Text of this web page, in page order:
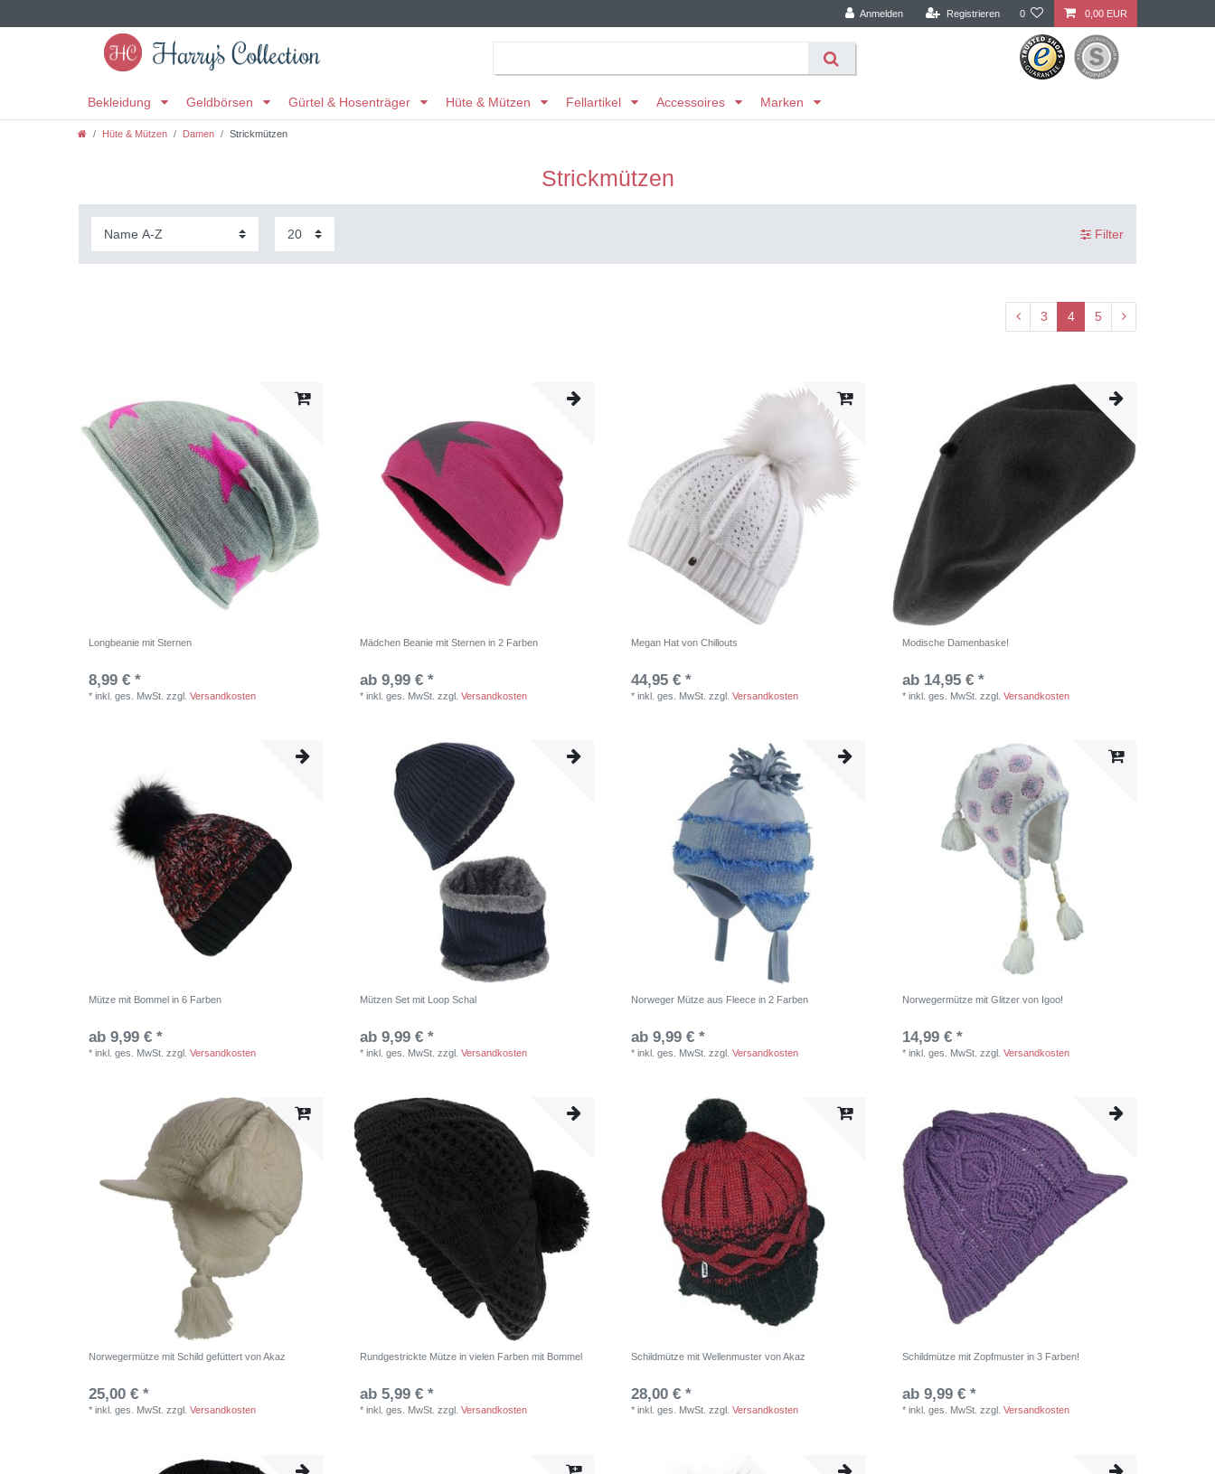
Anmelden Registrieren 0 0,00 EUR
Bekleidung Geldbörsen Gürtel & Hosenträger Hüte & Mützen Fellartikel Accessoires Marken
Hüte & Mützen Damen Strickmützen
Strickmützen
Filter
3 4 5
Longbeanie mit Sternen
8,99 € *
*inkl. ges. MwSt. zzgl.Versandkosten
Mädchen Beanie mit Sternen in 2 Farben
ab 9,99 € *
*inkl. ges. MwSt. zzgl.Versandkosten
Megan Hat von Chillouts
44,95 € *
*inkl. ges. MwSt. zzgl.Versandkosten
Modische Damenbaske!
ab 14,95 € *
*inkl. ges. MwSt. zzgl.Versandkosten
Mütze mit Bommel in 6 Farben
ab 9,99 € *
*inkl. ges. MwSt. zzgl.Versandkosten
Mützen Set mit Loop Schal
ab 9,99 € *
*inkl. ges. MwSt. zzgl.Versandkosten
Norweger Mütze aus Fleece in 2 Farben
ab 9,99 € *
*inkl. ges. MwSt. zzgl.Versandkosten
Norwegermütze mit Glitzer von Igoo!
14,99 € *
*inkl. ges. MwSt. zzgl.Versandkosten
Norwegermütze mit Schild gefüttert von Akaz
25,00 € *
*inkl. ges. MwSt. zzgl.Versandkosten
Rundgestrickte Mütze in vielen Farben mit Bommel
ab 5,99 € *
*inkl. ges. MwSt. zzgl.Versandkosten
Schildmütze mit Wellenmuster von Akaz
28,00 € *
*inkl. ges. MwSt. zzgl.Versandkosten
Schildmütze mit Zopfmuster in 3 Farben!
ab 9,99 € *
*inkl. ges. MwSt. zzgl.Versandkosten